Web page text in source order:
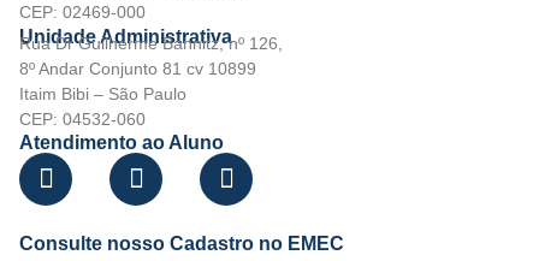
CEP: 02469-000
Unidade Administrativa
Rua Dr Guilherme Bannitz, nº 126,
8º Andar Conjunto 81 cv 10899
Itaim Bibi – São Paulo
CEP: 04532-060
Atendimento ao Aluno
Consulte nosso Cadastro no EMEC